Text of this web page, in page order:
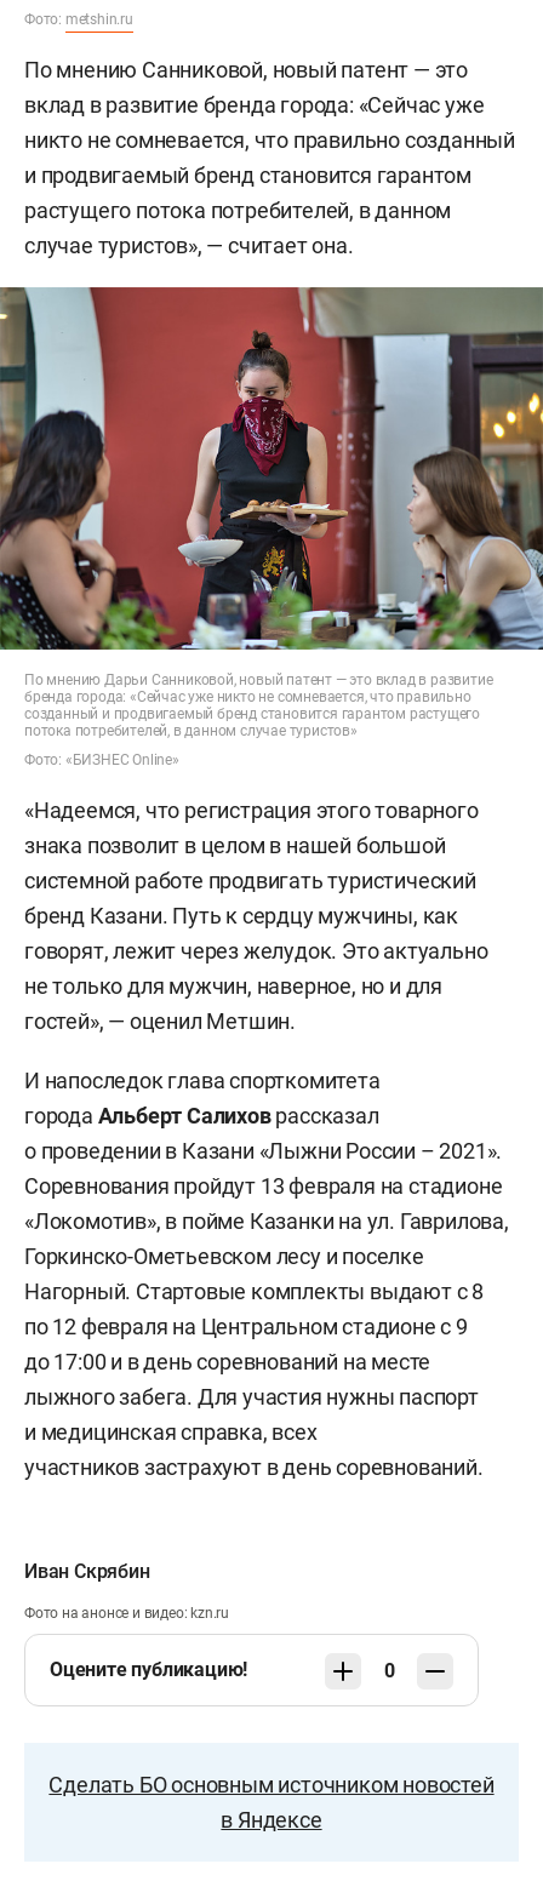
Фото: metshin.ru
По мнению Санниковой, новый патент — это
вклад в развитие бренда города: «Сейчас уже
никто не сомневается, что правильно созданный
и продвигаемый бренд становится гарантом
растущего потока потребителей, в данном
случае туристов», — считает она.
По мнению Дарьи Санниковой, новый патент — это вклад в развитие
бренда города: «Сейчас уже никто не сомневается, что правильно
созданный и продвигаемый бренд становится гарантом растущего
потока потребителей, в данном случае туристов»
Фото: «БИЗНЕС Online»
«Надеемся, что регистрация этого товарного
знака позволит в целом в нашей большой
системной работе продвигать туристический
бренд Казани. Путь к сердцу мужчины, как
говорят, лежит через желудок. Это актуально
не только для мужчин, наверное, но и для
гостей», — оценил Метшин.
И напоследок глава спорткомитета
города Альберт Салиховрассказал
о проведении в Казани «Лыжни России – 2021».
Соревнования пройдут 13 февраля на стадионе
«Локомотив», в пойме Казанки на ул. Гаврилова,
Горкинско-Ометьевском лесу и поселке
Нагорный. Стартовые комплекты выдают с 8
по 12 февраля на Центральном стадионе с 9
до 17:00 и в день соревнований на месте
лыжного забега. Для участия нужны паспорт
и медицинская справка, всех
участников застрахуют в день соревнований.
Иван Скрябин
Фото на анонсе и видео: kzn.ru
Оцените публикацию! 0
Сделать БО основным источником новостей
в Яндексе